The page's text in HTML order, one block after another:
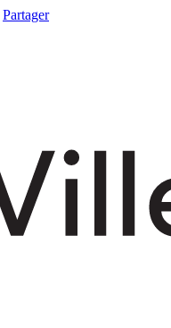
Partager